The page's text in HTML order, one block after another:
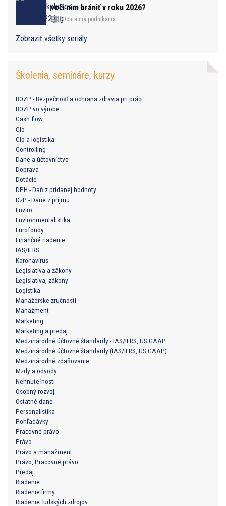
voči nim brániť v roku 2026?
Ochranna podnikania
Zobraziť všetky seriály
Školenia, semináre, kurzy
BOZP - Bezpečnosť a ochrana zdravia pri práci
BOZP vo výrobe
Cash flow
Clo
Clo a logistika
Controlling
Dane a účtovníctvo
Doprava
Dotácie
DPH - Daň z pridanej hodnoty
DzP - Dane z príjmu
Enviro
Environmentalistika
Eurofondy
Finančné riadenie
IAS/IFRS
Koronavírus
Legislatíva a zákony
Legislatíva, zákony
Logistika
Manažérske zručnosti
Manažment
Marketing
Marketing a predaj
Medzinárodné účtovné štandardy - IAS/IFRS, US GAAP
Medzinárodné účtovné štandardy (IAS/IFRS, US GAAP)
Medzinárodné zdaňovanie
Mzdy a odvody
Nehnuteľnosti
Osobný rozvoj
Ostatné dane
Personalistika
Pohľadávky
Pracovné právo
Právo
Právo a manažment
Právo, Pracovné právo
Predaj
Riadenie
Riadenie firmy
Riadenie ľudských zdrojov